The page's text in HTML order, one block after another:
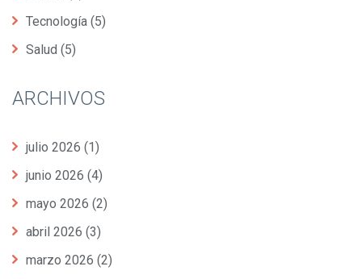
Tecnología (5)
Salud (5)
ARCHIVOS
julio 2026 (1)
junio 2026 (4)
mayo 2026 (2)
abril 2026 (3)
marzo 2026 (2)